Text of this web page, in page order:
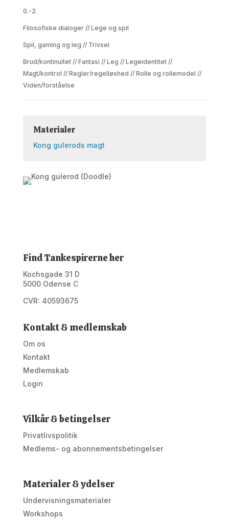
0.-2.
Filosofiske dialoger// Lege og spil
Spil, gaming og leg // Trivsel
Brud/kontinuitet// Fantasi // Leg // Legeidentitet//
Magt/kontrol // Regler/regelløshed // Rolle og rollemodel //
Viden/forståelse
Materialer
Kong gulerods magt
Find Tankespirerne her
Kochsgade 31 D
5000 Odense C
CVR: 40593675
Kontakt & medlemskab
Om os
Kontakt
Medlemskab
Login
Vilkår & betingelser
Privatlivspolitik
Medlems- og abonnementsbetingelser
Materialer & ydelser
Undervisningsmaterialer
Workshops